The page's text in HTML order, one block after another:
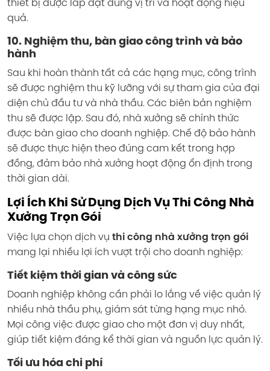
thiết bị được lắp đặt đúng vị trí và hoạt động hiệu
quả.
10. Nghiệm thu, bàn giao công trình và bảo
hành
Sau khi hoàn thành tất cả các hạng mục, công trình
sẽ được nghiệm thu kỹ lưỡng với sự tham gia của đại
diện chủ đầu tư và nhà thầu. Các biên bản nghiệm
thu sẽ được lập. Sau đó, nhà xưởng sẽ chính thức
được bàn giao cho doanh nghiệp. Chế độ bảo hành
sẽ được thực hiện theo đúng cam kết trong hợp
đồng, đảm bảo nhà xưởng hoạt động ổn định trong
thời gian dài.
Lợi Ích Khi Sử Dụng Dịch Vụ Thi Công Nhà
Xưởng Trọn Gói
Việc lựa chọn dịch vụ thi công nhà xưởng trọn gói
mang lại nhiều lợi ích vượt trội cho doanh nghiệp:
Tiết kiệm thời gian và công sức
Doanh nghiệp không cần phải lo lắng về việc quản lý
nhiều nhà thầu phụ, giám sát từng hạng mục nhỏ.
Mọi công việc được giao cho một đơn vị duy nhất,
giúp tiết kiệm đáng kể thời gian và nguồn lực quản lý.
Tối ưu hóa chi phí